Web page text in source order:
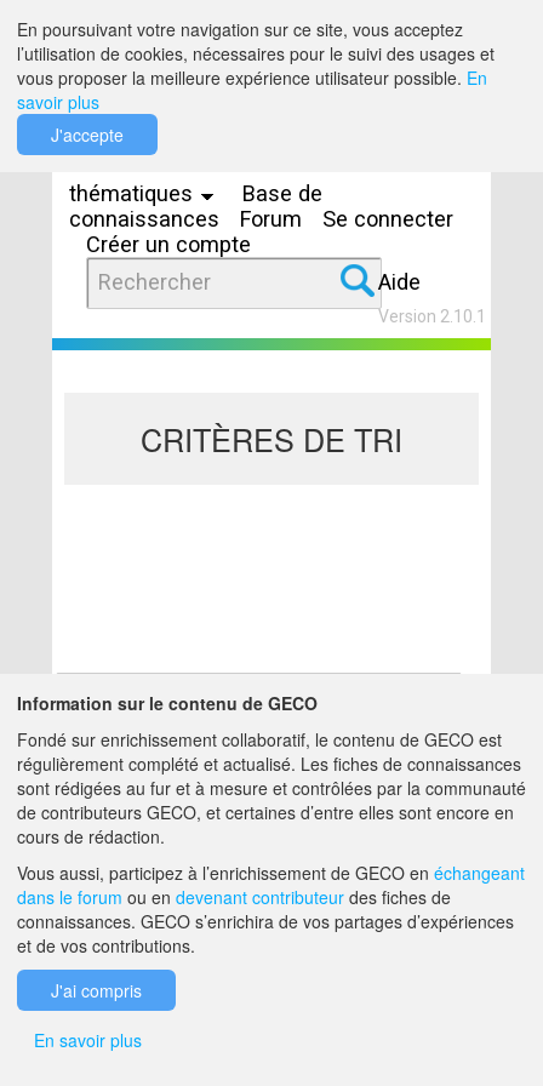
thématiques
Base de
connaissances
Forum
Se connecter
Créer un compte
Aide
Version 2.10.1
CRITÈRES DE TRI
Aucun résultat
A PROPOS DE GECO AIDE
F.A.Q. NOUS CONTACTER
En poursuivant votre navigation sur ce site, vous acceptez
l’utilisation de cookies, nécessaires pour le suivi des usages et
vous proposer la meilleure expérience utilisateur possible. En
savoir plus
J'accepte
Information sur le contenu de GECO
Fondé sur enrichissement collaboratif, le contenu de GECO est
régulièrement complété et actualisé. Les fiches de connaissances
sont rédigées au fur et à mesure et contrôlées par la communauté
de contributeurs GECO, et certaines d’entre elles sont encore en
cours de rédaction.
Vous aussi, participez à l’enrichissement de GECO en échangeant
dans le forum ou en devenant contributeur des fiches de
connaissances. GECO s’enrichira de vos partages d’expériences
et de vos contributions.
J'ai compris
En savoir plus